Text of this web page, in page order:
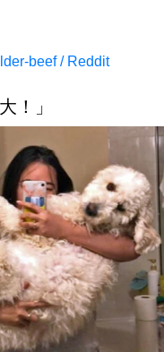
beef / Reddit
！」